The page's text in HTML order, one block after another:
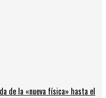
de la «nueva física» hasta el